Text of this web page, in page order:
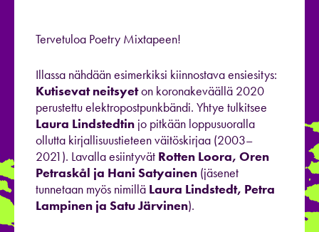
Tervetuloa Poetry Mixtapeen!
Illassa nähdään esimerkiksi kiinnostava ensiesitys:
Kutisevat neitsyeton koronakeväällä 2020
perustettu elektropostpunkbändi. Yhtye tulkitsee
Laura Lindstedtin jo pitkään loppusuoralla
ollutta kirjallisuustieteen väitöskirjaa (2003–
2021). Lavalla esiintyvät Rotten Loora, Oren
Petraskål ja Hani Satyainen (jäsenet
tunnetaan myös nimillä Laura Lindstedt, Petra
Lampinen ja Satu Järvinen).